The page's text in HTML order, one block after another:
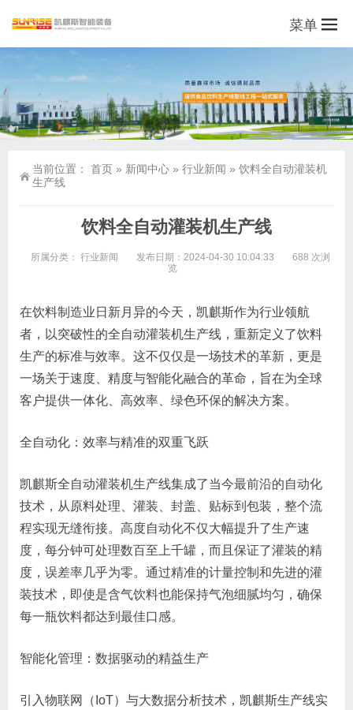
菜单
当前位置： 首页 » 新闻中心 » 行业新闻 » 饮料全自动灌装机
生产线
饮料全自动灌装机生产线
所属分类： 行业新闻 发布日期：2024-04-30 10:04:33
688 次浏
览
在饮料制造业日新月异的今天，凯麒斯作为行业领航
者，以突破性的全自动灌装机生产线，重新定义了饮料
生产的标准与效率。这不仅仅是一场技术的革新，更是
一场关于速度、精度与智能化融合的革命，旨在为全球
客户提供一体化、高效率、绿色环保的解决方案。
全自动化：效率与精准的双重飞跃
凯麒斯全自动灌装机生产线集成了当今最前沿的自动化
技术，从原料处理、灌装、封盖、贴标到包装，整个流
程实现无缝衔接。高度自动化不仅大幅提升了生产速
度，每分钟可处理数百至上千罐，而且保证了灌装的精
度，误差率几乎为零。通过精准的计量控制和先进的灌
装技术，即使是含气饮料也能保持气泡细腻均匀，确保
每一瓶饮料都达到最佳口感。
智能化管理：数据驱动的精益生产
引入物联网（IoT）与大数据分析技术，凯麒斯生产线实